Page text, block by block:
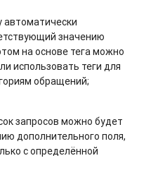
автоматически
значению
на основе тега можно
использовать теги для
обращений;
запросов можно будет
дополнительного поля,
с определённой